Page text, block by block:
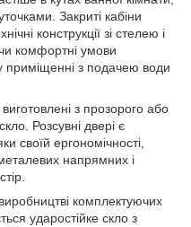
Закриті кабіни
конструкції зі стелею і
комфортні умови
приміщенні з подачею води
з прозорого або
Розсувні двері є
своїй ергономічності,
напрямних і
комплектуючих
ударостійке скло з